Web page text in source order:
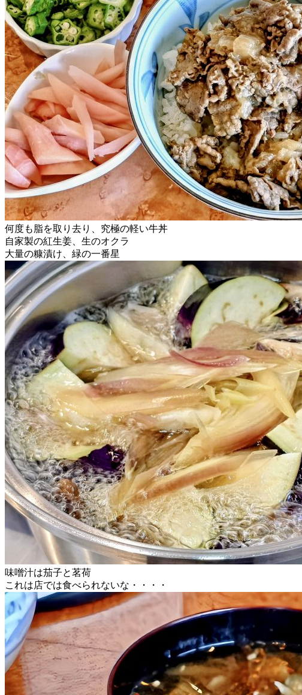
何度も脂を取り去り、究極の軽い牛丼
自家製の紅生姜、生のオクラ
大量の糠漬け、緑の一番星
味噌汁は茄子と茗荷
これは店では食べられないな・・・・